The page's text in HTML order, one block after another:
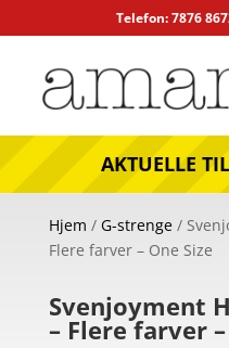
Telefon: 7876
AKTUELLE
Hjem / G-strenge/
Flere farver – One Size
Svenjoyment
– Flere farver